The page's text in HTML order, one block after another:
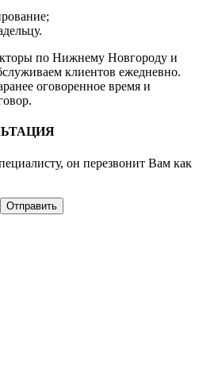
по Нижнему Новгороду и
клиентов ежедневно.
оговоренное время и
он перезвонит Вам как
Отправить